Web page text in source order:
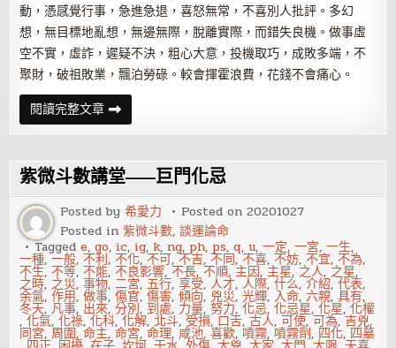
動，憑感覺行事，急進急退，喜怒無常，不喜別人批評。多幻
想，無目標地亂想，無邊無際，脫離實際，而錯失良機。做事虛
空不實，虛詐，遲疑不決，粗心大意，投機取巧，成敗多端，不
聚財，破祖敗業，飄泊勞碌。較會揮霍浪費，花錢不會痛心。
閱讀完整文章紫
微
斗
中
的
空
劫
星
——
天
空
紫微斗數講堂——巨門化忌
Posted by希愛力 Posted on20201027
Posted in紫微斗數,談運論命
Taggede,go, ic, ig, k, ng, ph, ps,q,u,一定,一宮,一生,
一種,一般,不利,不化,不可,不吉,不同,不喜,不妨,不宜,不為,
不生,不等,不能,不良影響,不長,不順,主因,主星, 之人, 之星,
之時, 之災,事物,二宮,五行,享受,人才,人際,什么,介紹,代表,
余氣,作用,做事,傷官,傷害,傾向, 兇災,光輝, 入命,六親,具有,
冬天,凡事, 出來,分別, 到處, 力量,努力,化忌,化忌星,化星,化權
,化氣,化祿,化科,化解,北斗, 受損, 口舌,古人,可使,可為,吉兇,
同宮,周圍,命主,命宮,命理,咸池,喜歡, 噴霧, 噴霧劑, 四化, 四墓